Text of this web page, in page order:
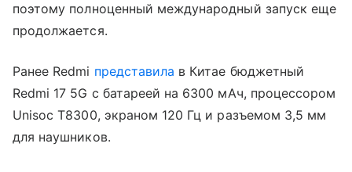
поэтому полноценный международный запуск еще
продолжается.
Ранее Redmi представила в Китае бюджетный
Redmi 17 5G с батареей на 6300 мАч, процессором
Unisoc T8300, экраном 120 Гц и разъемом 3,5 мм
для наушников.